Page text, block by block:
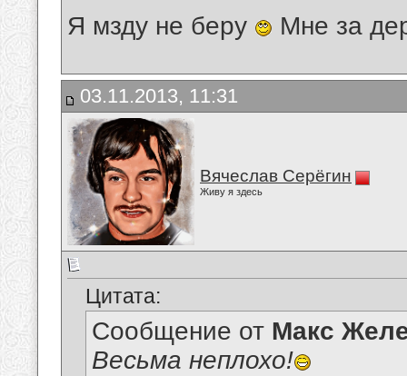
Я мзду не беру Мне за
03.11.2013, 11:31
Вячеслав Серёгин
Живу я здесь
Цитата:
Сообщение от Макс
Весьма неплохо!